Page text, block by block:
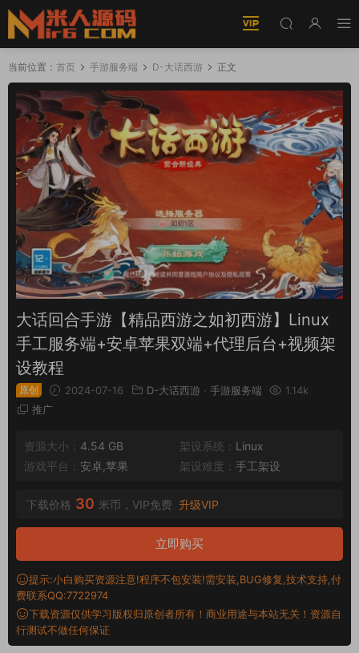
当前位置： 首页 手游服务端 D-大话西游 正文
大话回合手游【精品西游之如初西游】Linux
手工服务端+安卓苹果双端+代理后台+视频架
设教程
原创 2024-07-16 D-大话西游 · 手游服务端
1.14k
推广
资源大小： 4.54 GB 架设系统： Linux
游戏平台： 安卓,苹果 架设难度： 手工架设
下载价格 30 米币，VIP免费 升级VIP
立即购买
提示:小白购买资源注意!程序不包安装!需安装,BUG修复,技术支持,付
费联系QQ:7722974
下载资源仅供学习版权归原创者所有！商业用途与本站无关！资源自
行测试不做任何保证